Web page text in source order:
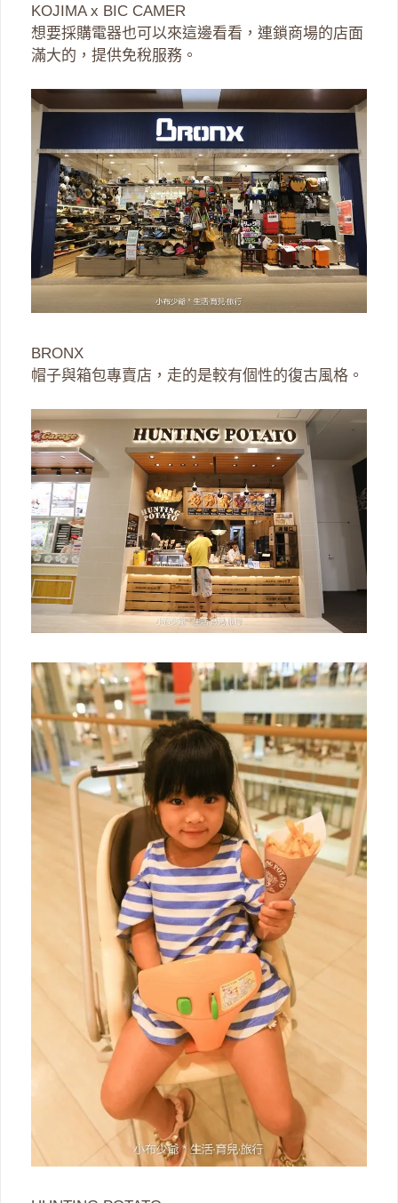
KOJIMA x BIC CAMER
想要採購電器也可以來這邊看看，連鎖商場的店面
滿大的，提供免稅服務。
BRONX
帽子與箱包專賣店，走的是較有個性的復古風格。